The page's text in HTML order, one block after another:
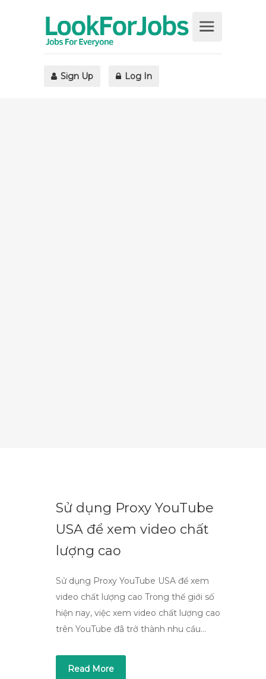
Sign Up Log In
Sử dụng Proxy YouTube
USA để xem video chất
lượng cao
Sử dụng Proxy YouTube USA để xem
video chất lượng cao Trong thế giới số
hiện nay, việc xem video chất lượng cao
trên YouTube đã trở thành nhu cầu…
Read More